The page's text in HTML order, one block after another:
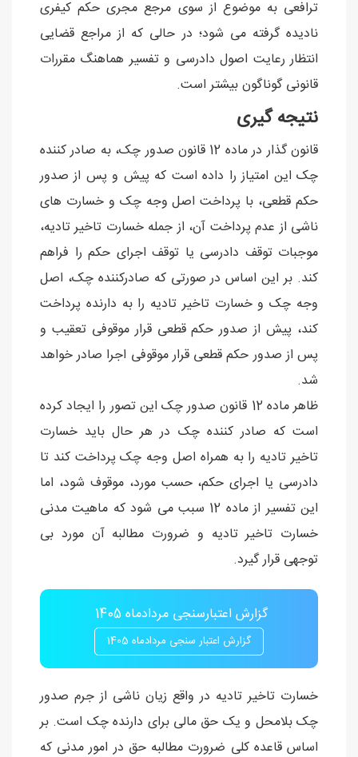
ترافعی به موضوع از سوی مرجع مجری حکم کیفری
نادیده گرفته می شود؛ در حالی که از مراجع قضایی
انتظار رعایت اصول دادرسی و تفسیر هماهنگ مقررات
قانونی گوناگون بیشتر است.
نتیجه گیری
قانون گذار در ماده 12 قانون صدور چک، به صادر کننده
چک این امتیاز را داده است که پیش و پس از صدور
حکم قطعی، با پرداخت اصل وجه چک و خسارت های
ناشی از عدم پرداخت آن، از جمله خسارت تاخیر تادیه،
موجبات توقف دادرسی یا توقف اجرای حکم را فراهم
کند. بر این اساس در صورتی که صادرکننده چک، اصل
وجه چک و خسارت تاخیر تادیه را به دارنده پرداخت
کند، پیش از صدور حکم قطعی قرار موقوفی تعقیب و
پس از صدور حکم قطعی قرار موقوفی اجرا صادر خواهد
شد.
ظاهر ماده 12 قانون صدور چک این تصور را ایجاد کرده
است که صادر کننده چک در هر حال باید خسارت
تاخیر تادیه را به همراه اصل وجه چک پرداخت کند تا
دادرسی یا اجرای حکم، حسب مورد، موقوف شود، اما
این تفسیر از ماده 12 سبب می شود که ماهیت مدنی
خسارت تاخیر تادیه و ضرورت مطالبه آن مورد بی
توجهی قرار گیرد.
گزارش اعتبارسنجی مردادماه 1405
گزارش اعتبار سنجی مردادماه 1405
خسارت تاخیر تادیه در واقع زیان ناشی از جرم صدور
چک بلامحل و یک حق مالی برای دارنده چک است. بر
اساس قاعده کلی ضرورت مطالبه حق در امور مدنی که